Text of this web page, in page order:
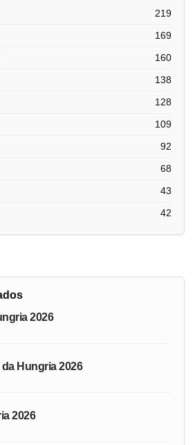
219
169
160
138
128
109
92
68
43
42
2026
Hungria 2026
2026